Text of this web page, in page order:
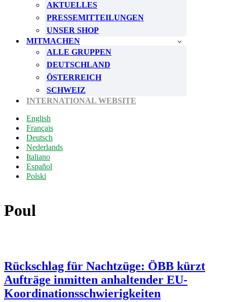
AKTUELLES
PRESSEMITTEILUNGEN
UNSER SHOP
MITMACHEN
ALLE GRUPPEN
DEUTSCHLAND
ÖSTERREICH
SCHWEIZ
INTERNATIONAL WEBSITE
English
Français
Deutsch
Nederlands
Italiano
Español
Polski
Poul
Rückschlag für Nachtzüge: ÖBB kürzt
Aufträge inmitten anhaltender EU-
Koordinationsschwierigkeiten